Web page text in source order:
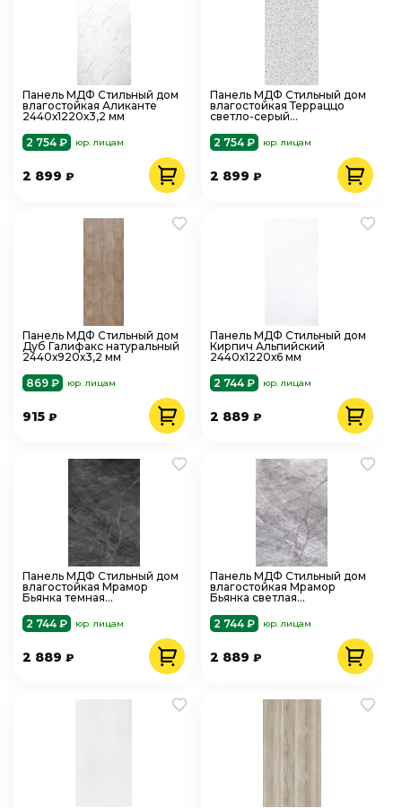
Панель МДФ Стильный дом
влагостойкая Аликанте
2440х1220х3,2 мм
2 754 ₽
юр. лицам
2 899 ₽
Панель МДФ Стильный дом
влагостойкая Терраццо
светло-серый
2 754 ₽
юр. лицам
2 899₽
Панель МДФ Стильный дом
Дуб Галифакс натуральный
2440х920х3,2 мм
869 ₽
юр. лицам
915 ₽
Панель МДФ Стильный дом
Кирпич Альпийский
2440х1220х6 мм
2 744 ₽
юр. лицам
2 889₽
Панель МДФ Стильный дом
влагостойкая Мрамор
Бьянка темная
2 744 ₽
юр. лицам
2 889 ₽
Панель МДФ Стильный дом
влагостойкая Мрамор
Бьянка светлая
2 744 ₽
юр. лицам
2 889₽